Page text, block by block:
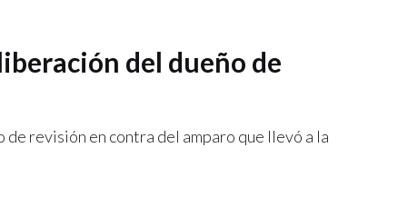
del dueño de
revisión en contra del amparo que llevó a la